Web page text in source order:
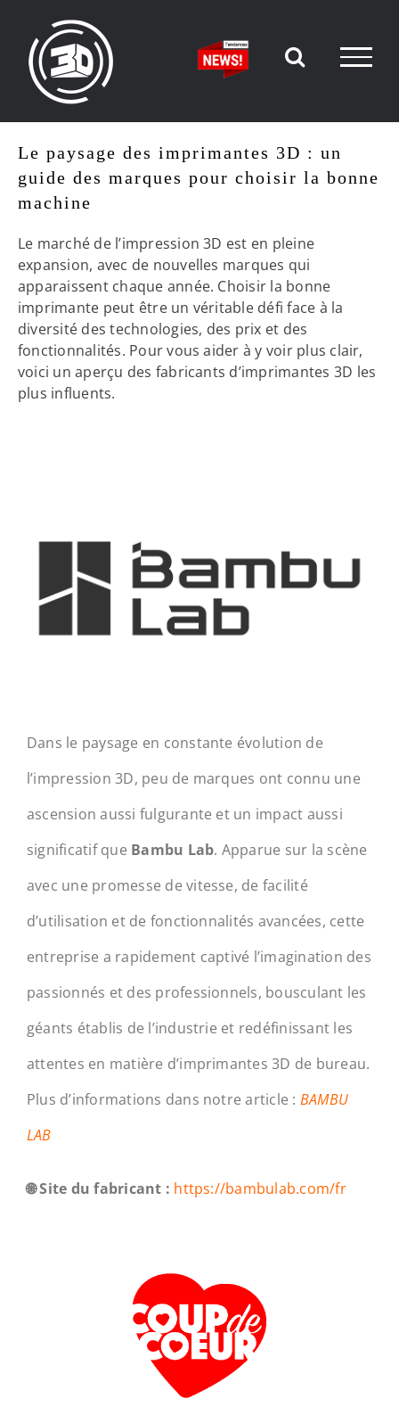
contenu
Le paysage des imprimantes 3D : un
guide des marques pour choisir la bonne
machine
Le marché de l’impression 3D est en pleine
expansion, avec de nouvelles marques qui
apparaissent chaque année. Choisir la bonne
imprimante peut être un véritable défi face à la
diversité des technologies, des prix et des
fonctionnalités. Pour vous aider à y voir plus clair,
voici un aperçu des fabricants d’imprimantes 3D les
plus influents.
Dans le paysage en constante évolution de
l’impression 3D, peu de marques ont connu une
ascension aussi fulgurante et un impact aussi
significatif que Bambu Lab. Apparue sur la scène
avec une promesse de vitesse, de facilité
d’utilisation et de fonctionnalités avancées, cette
entreprise a rapidement captivé l’imagination des
passionnés et des professionnels, bousculant les
géants établis de l’industrie et redéfinissant les
attentes en matière d’imprimantes 3D de bureau.
Plus d’informations dans notre article : BAMBU
LAB
🌐 Site du fabricant : https://bambulab.com/fr